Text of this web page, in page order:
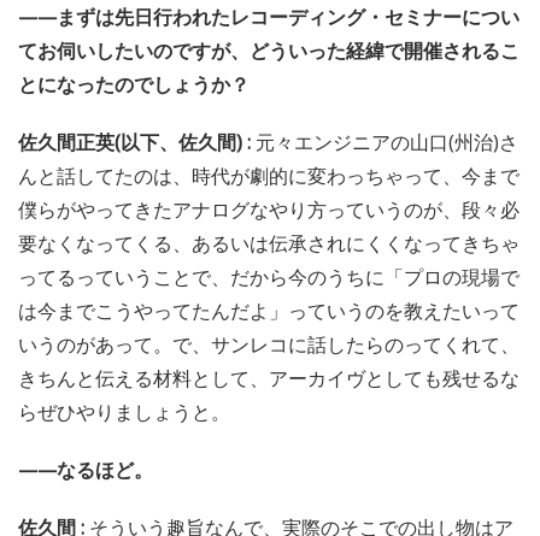
——まずは先日行われたレコーディング・セミナーについ
てお伺いしたいのですが、どういった経緯で開催されるこ
とになったのでしょうか？
佐久間正英(以下、佐久間) : 元々エンジニアの山口(州治)さ
んと話してたのは、時代が劇的に変わっちゃって、今まで
僕らがやってきたアナログなやり方っていうのが、段々必
要なくなってくる、あるいは伝承されにくくなってきちゃ
ってるっていうことで、だから今のうちに「プロの現場で
は今までこうやってたんだよ」っていうのを教えたいって
いうのがあって。で、サンレコに話したらのってくれて、
きちんと伝える材料として、アーカイヴとしても残せるな
らぜひやりましょうと。
——なるほど。
佐久間 : そういう趣旨なんで、実際のそこでの出し物はア